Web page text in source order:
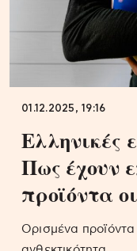
01.12.2025, 19:16
Ελληνικές
Πως έχουν
προϊόντα
Ορισμένα